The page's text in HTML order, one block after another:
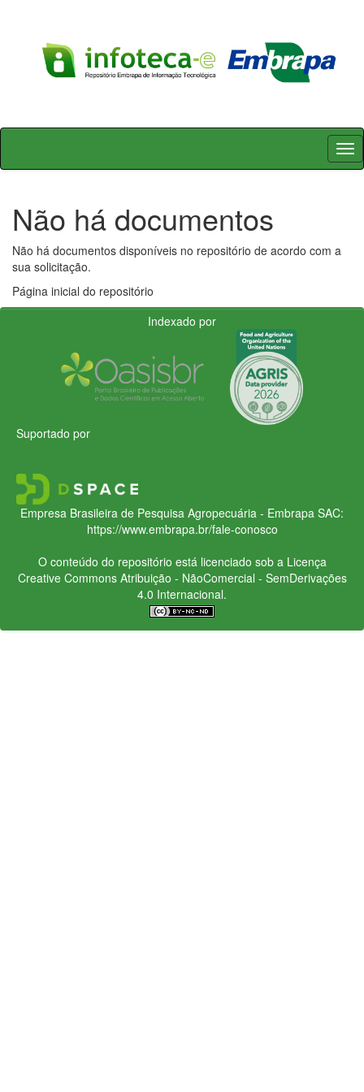
Skip
Não há documentos
Não há documentos disponíveis no repositório de acordo com a
sua solicitação.
Página inicial do repositório
Indexado por
Suportado por
Empresa Brasileira de Pesquisa Agropecuária - Embrapa SAC:
https://www.embrapa.br/fale-conosco
O conteúdo do repositório está licenciado sob a Licença
Creative CommonsAtribuição - NãoComercial - SemDerivações
4.0 Internacional.